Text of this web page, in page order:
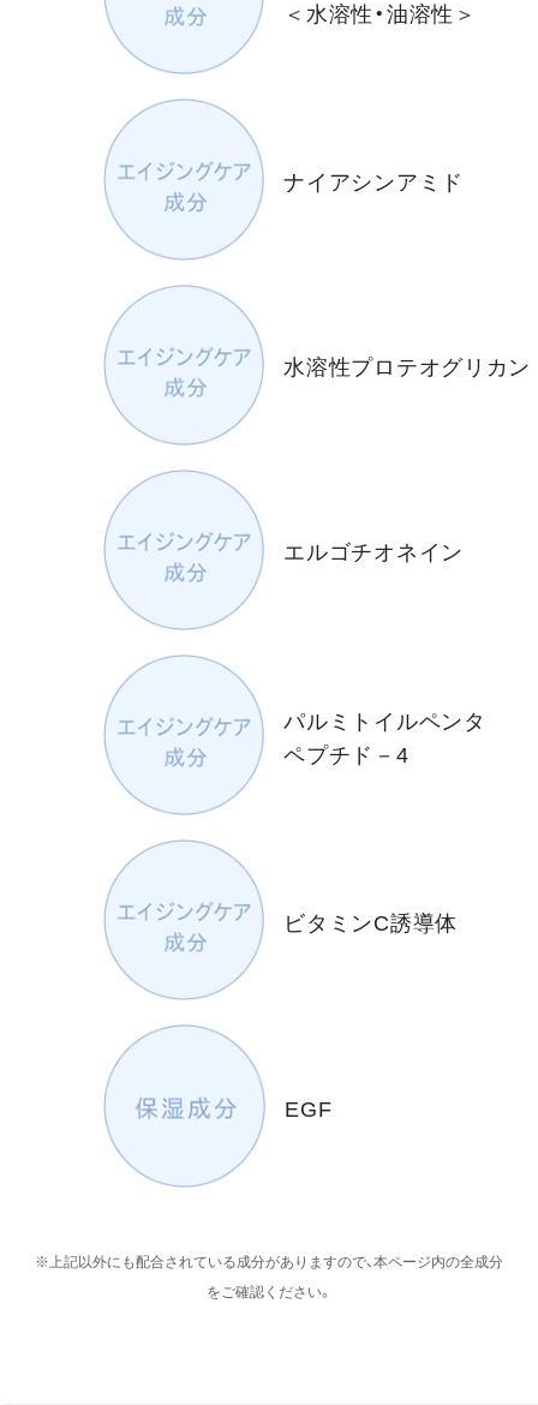
＜水溶性・油溶性＞
ナイアシンアミド
水溶性プロテオグリカン
エルゴチオネイン
パルミトイルペンタ
ペプチド－4
ビタミンC誘導体
EGF
※上記以外にも配合されている成分がありますので、本ページ内の全成分
をご確認ください。